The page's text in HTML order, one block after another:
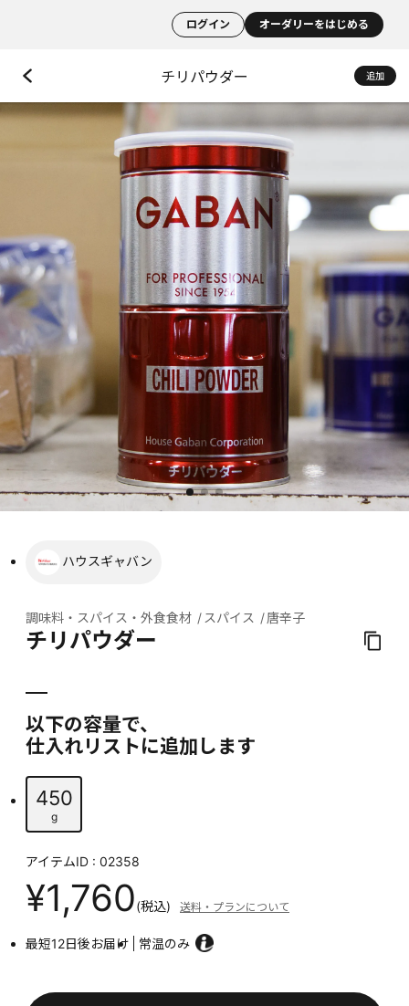
ログイン オーダリーをはじめる
チリパウダー 追加
ハウスギャバン
調味料・スパイス・外食食材 スパイス 唐辛子
チリパウダー
以下の容量で、
仕入れリストに追加します
450
g
アイテムID : 02358
¥1,760(税込) 送料・プランについて
最短12日後お届け 常温のみ